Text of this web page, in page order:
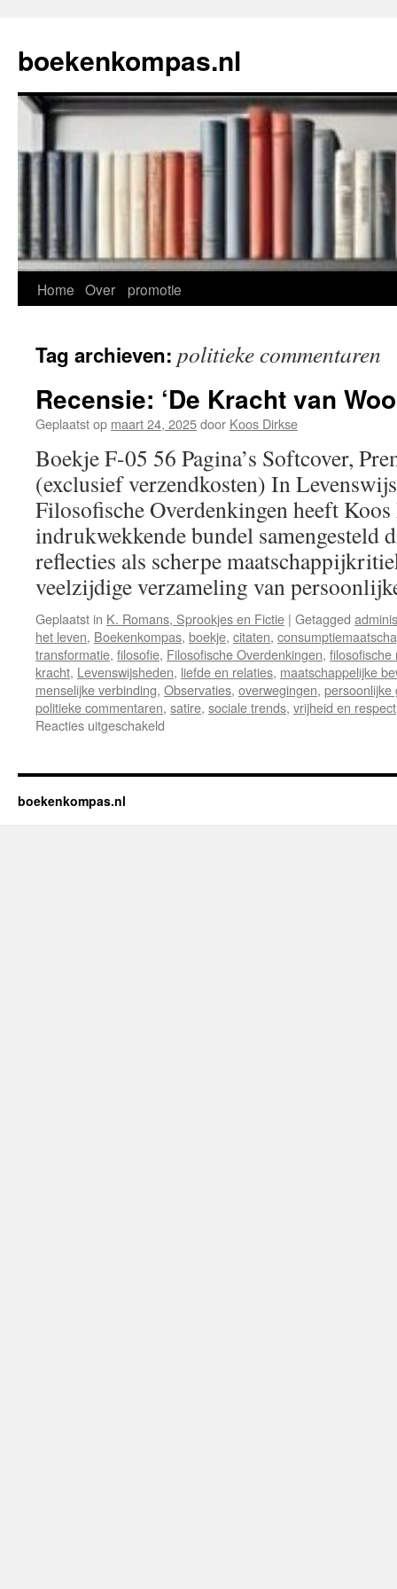
de
inhoud
boekenkompas.nl
Home Over promotie
Tag archieven: politieke commentaren
Recensie: ‘De Kracht van
Geplaatst op maart 24, 2025door Koos Dirkse
Boekje F-05 56 Pagina’s Softcover,
(exclusief verzendkosten) In
Filosofische Overdenkingen heeft
indrukwekkende bundel samengesteld
reflecties als scherpe
veelzijdige verzameling van
Geplaatst in K. Romans, Sprookjes en Fictie | Getagged
het leven, Boekenkompas, boekje, citaten,
transformatie, filosofie, Filosofische Overdenkingen, filosofische
kracht, Levenswijsheden, liefde en relaties, maatschappelijke
menselijke verbinding, Observaties, overwegingen, persoonlijke
politieke commentaren, satire, sociale trends, vrijheid en respect
Reacties uitgeschakeld
Kracht
boekenkompas.nl